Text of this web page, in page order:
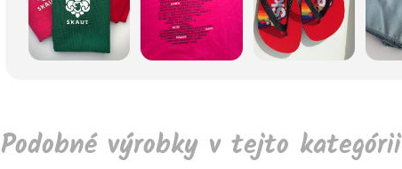
Podobné výrobky v tejto kategórii